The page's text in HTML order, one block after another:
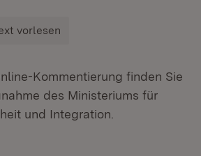
vorlesen
Kommentierung finden Sie
des Ministeriums für
und Integration.